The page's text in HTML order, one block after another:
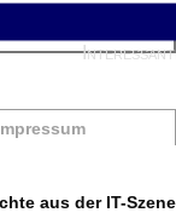
aus der IT-Szene